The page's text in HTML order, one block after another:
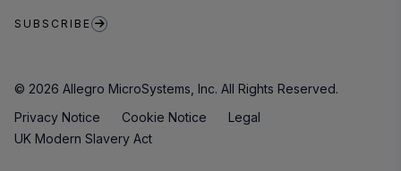
SUBSCRIBE
© 2026 Allegro MicroSystems, Inc. All Rights Reserved.
Privacy Notice
Cookie Notice
Legal
UK Modern Slavery Act